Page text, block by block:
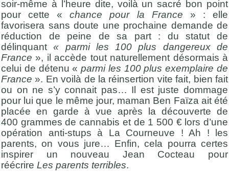
soir-même à l’heure dite, voilà un sacré bon point
pour cette «chance pour la France » : elle
favorisera sans doute une prochaine demande de
réduction de peine de sa part : du statut de
délinquant« parmi les 100 plus dangereux de
France », il accède tout naturellement désormais à
celui de détenu «parmi les 100 plus exemplaire de
France ». En voilà de la réinsertion vite fait, bien fait
ou on ne s’y connait pas… Il est juste dommage
pour lui que le même jour, maman Ben Faïza ait été
placée en garde à vue après la découverte de
400 grammes de cannabis et de 1 500 € lors d’une
opération anti-stups à La Courneuve ! Ah ! les
parents, on vous jure… Enfin, cela pourra certes
inspirer un nouveau Jean Cocteau pour
réécrire Les parents terribles.